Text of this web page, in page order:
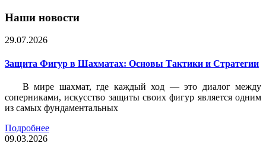
Наши новости
29.07.2026
Защита Фигур в Шахматах: Основы Тактики и Стратегии
В мире шахмат, где каждый ход — это диалог между
соперниками, искусство защиты своих фигур является одним
из самых фундаментальных
Подробнее
09.03.2026